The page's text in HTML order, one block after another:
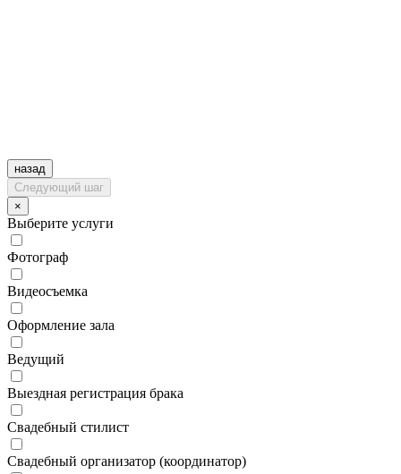
назад
Следующий шаг
×
Выберите услуги
Фотограф
Видеосъемка
Оформление зала
Ведущий
Выездная регистрация брака
Свадебный стилист
Свадебный организатор (координатор)